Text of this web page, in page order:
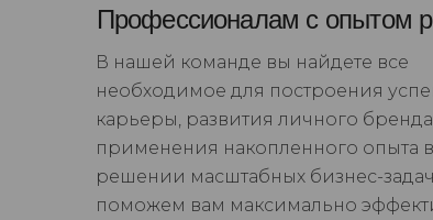
Профессионалам с опытом
В нашей команде вы найдете все
необходимое для построения
карьеры, развития личного
применения накопленного опыта в
решении масштабных бизнес-
поможем вам максимально